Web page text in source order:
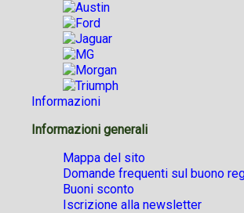
Informazioni
Informazioni generali
Mappa del sito
Domande frequenti sul buono
Buoni sconto
Iscrizione alla newsletter